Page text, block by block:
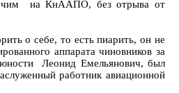
на КнААПО, без отрыва от
о себе, то есть пиарить, он не
аппарата чиновников за
юности Леонид Емельянович, был
работник авиационной